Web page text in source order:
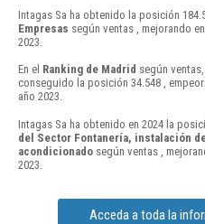
Intagas Sa ha obtenido la posición
Empresas según ventas , mejorando
2023.
En el Ranking de Madrid según
conseguido la posición 34.548 ,
año 2023.
Intagas Sa ha obtenido en 2024 la
del Sector Fontanería, instalación
acondicionado según ventas ,
2023.
Acceda a toda la